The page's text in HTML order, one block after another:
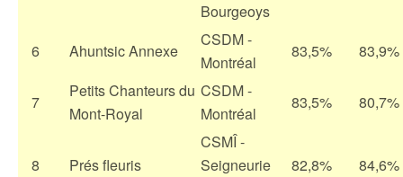
Bourgeoys
6 Ahuntsic Annexe
CSDM -
Montréal
83,5% 83,9%
7
Petits Chanteurs du
Mont-Royal
CSDM -
Montréal
83,5% 80,7%
8 Prés fleuris
CSMÎ -
Seigneurie
82,8% 84,6%